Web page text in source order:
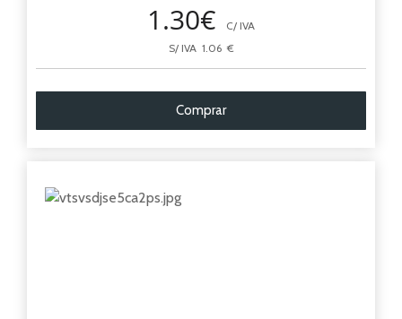
1.30€
C/ IVA
S/ IVA 1.06 €
Comprar